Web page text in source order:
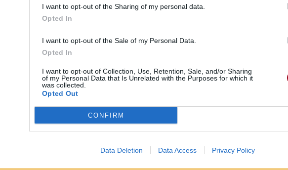
I want to opt-out of the Sharing of my personal data.
Opted In
I want to opt-out of the Sale of my Personal Data.
Opted In
I want to opt-out of Collection, Use, Retention, Sale, and/or Sharing
of my Personal Data that Is Unrelated with the Purposes for which it
was collected.
Opted Out
CONFIRM
Data Deletion Data Access Privacy Policy